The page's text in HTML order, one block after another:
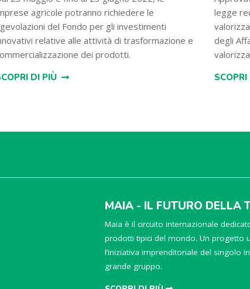
agricole potranno richiedere le
del Fondo per gli investimenti
relative alle attività di trasformazione e
dei prodotti.
DI PIÙ
legge
degli
MAIA - IL FUTURO DELLA
Maia è il circuito internazionale
prodotti tipici del mondo. Un progetto
l’iniziativa imprenditoriale del singolo
grande gruppo.